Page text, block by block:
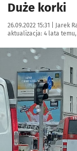
Duże korki
Data publikacji:
26.09.2022 15:31 | Autor:
Jarek
aktualizacja: 4 lata temu,
Kliknij, aby